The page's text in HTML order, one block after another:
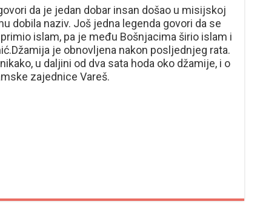
da je jedan dobar insan došao u misijskoj
dobila naziv. Još jedna legenda govori da se
islam, pa je među Bošnjacima širio islam i
je obnovljena nakon posljednjeg rata.
u daljini od dva sata hoda oko džamije, i o
zajednice Vareš.